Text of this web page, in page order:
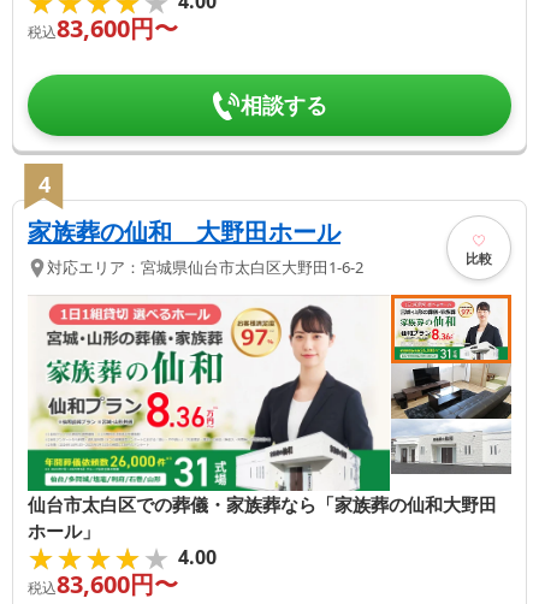
税込83,600円〜
相談する
4
家族葬の仙和 大野田ホール
対応エリア： 宮城県仙台市太白区大野田1-6-2 比較
仙台市太白区での葬儀・家族葬なら「家族葬の仙和大野田
ホール」
★★★★★
★★★★★ 4.00
税込83,600円〜